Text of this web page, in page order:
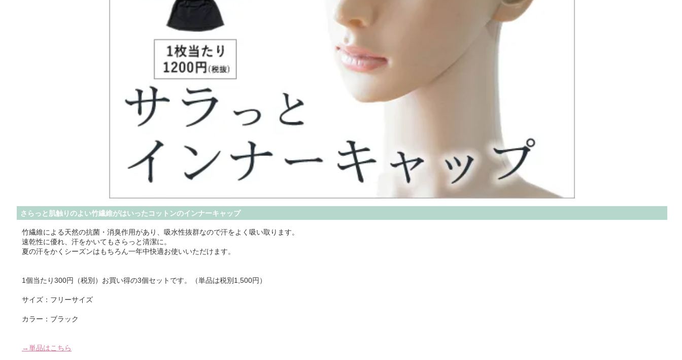
さらっと肌触りのよい竹繊維がはいったコットンのインナーキャップ
竹繊維による天然の抗菌・消臭作用があり、吸水性抜群なので汗をよく吸い取ります。
速乾性に優れ、汗をかいてもさらっと清潔に。
夏の汗をかくシーズンはもちろん一年中快適お使いいただけます。
1個当たり300円（税別）お買い得の3個セットです。（単品は税別1,500円）
サイズ：フリーサイズ
カラー：ブラック
→単品はこちら